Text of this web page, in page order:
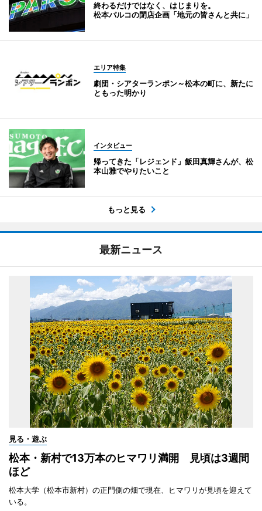
終わるだけではなく、はじまりを。
松本パルコの閉店企画「地元の皆さんと共に」
エリア特集
劇団・シアターランポン～松本の町に、新たに
ともった明かり
インタビュー
帰ってきた「レジェンド」飯田真輝さんが、松
本山雅でやりたいこと
もっと見る
最新ニュース
見る・遊ぶ
松本・新村で13万本のヒマワリ満開 見頃は3週間
ほど
松本大学（松本市新村）の正門側の畑で現在、ヒマワリが見頃を迎えて
いる。